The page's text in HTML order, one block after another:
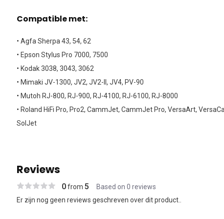
Compatible met:
• Agfa Sherpa 43, 54, 62
• Epson Stylus Pro 7000, 7500
• Kodak 3038, 3043, 3062
• Mimaki JV-1300, JV2, JV2-II, JV4, PV-90
• Mutoh RJ-800, RJ-900, RJ-4100, RJ-6100, RJ-8000
• Roland HiFi Pro, Pro2, CammJet, CammJet Pro, VersaArt,
SolJet
Reviews
0from 5 Based on 0 reviews
Er zijn nog geen reviews geschreven over dit product..